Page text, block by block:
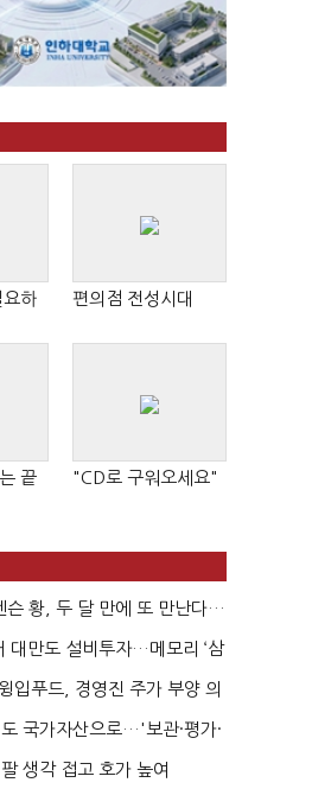
요하
편의점 전성시대
끝
"CD로 구워오세요"
슨 황, 두 달 만에 또 만난다…
논...
대만도 설비투자…메모리 ‘삼
입푸드, 경영진 주가 부양 의
가...
국가자산으로…'보관·평가·
은 ...
생각 접고 호가 높여